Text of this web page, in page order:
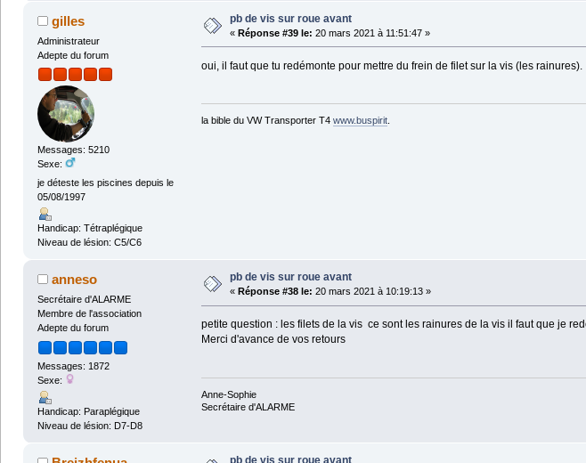
gilles
Administrateur
Adepte du forum
Messages: 5210
Sexe:
je déteste les piscines depuis le
05/08/1997
Handicap: Tétraplégique
Niveau de lésion: C5/C6
pb de vis sur roue avant
« Réponse #39 le: 20 mars 2021 à 11:51:47 »
oui, il faut que tu redémonte pour mettre du frein de filet sur la vis (les rainures).
la bible du VW Transporter T4 www.buspirit.
anneso
Secrétaire d'ALARME
Membre de l'association
Adepte du forum
Messages: 1872
Sexe:
Handicap: Paraplégique
Niveau de lésion: D7-D8
pb de vis sur roue avant
« Réponse #38 le: 20 mars 2021 à 10:19:13 »
petite question : les filets de la vis ce sont les rainures de la vis il faut que je
Merci d'avance de vos retours
Anne-Sophie
Secrétaire d'ALARME
pb de vis sur roue avant